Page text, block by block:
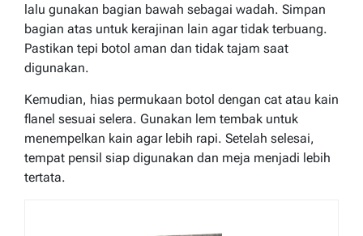
lalu gunakan bagian bawah sebagai wadah. Simpan
bagian atas untuk kerajinan lain agar tidak terbuang.
Pastikan tepi botol aman dan tidak tajam saat
digunakan.
Kemudian, hias permukaan botol dengan cat atau kain
flanel sesuai selera. Gunakan lem tembak untuk
menempelkan kain agar lebih rapi. Setelah selesai,
tempat pensil siap digunakan dan meja menjadi lebih
tertata.